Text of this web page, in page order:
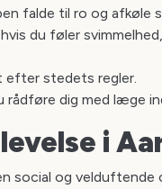
falde til ro og afkøle
du føler
efter stedets regler.
rådføre dig med læge
i
social og velduftende